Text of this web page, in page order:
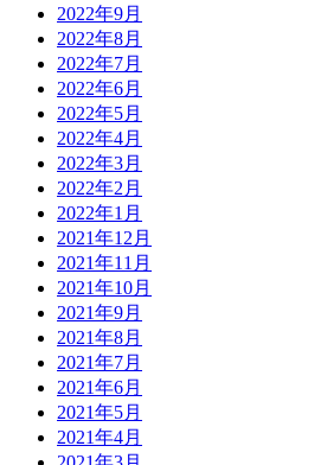
2022年9月
2022年8月
2022年7月
2022年6月
2022年5月
2022年4月
2022年3月
2022年2月
2022年1月
2021年12月
2021年11月
2021年10月
2021年9月
2021年8月
2021年7月
2021年6月
2021年5月
2021年4月